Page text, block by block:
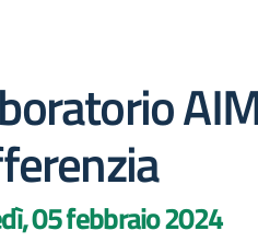
05 febbraio 2024